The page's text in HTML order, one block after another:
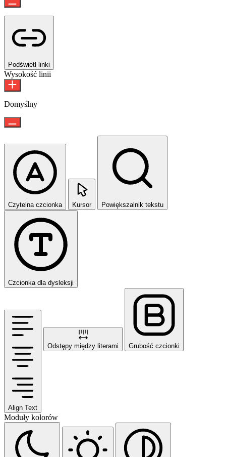
Podświetl linki
Wysokość linii
Domyślny
Czytelna czcionka Kursor Powiększalnik tekstu
Czcionka dla dysleksji
Align Text
Odstępy między literami Grubość czcionki
Moduły kolorów